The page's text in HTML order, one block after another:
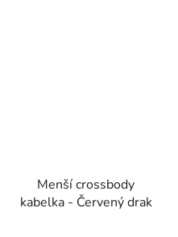
Menší crossbody
kabelka - Červený drak